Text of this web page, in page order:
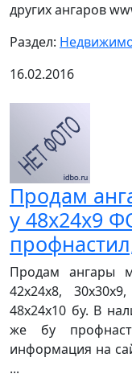
других ангаров
Раздел:
16.02.2016
Продам
у 48х24х9
Продам ангары
42х24х8,
48х24х10 бу. В
же бу
информация на
...